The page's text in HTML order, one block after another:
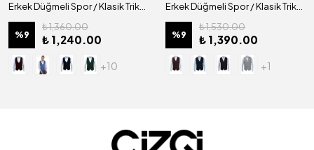
Erkek Düğmeli Spor / Klasik Triko Örme Kolsuz Yelek Regular Kalıp - 4430LS
%9
₺ 1,360.00
₺ 1,240.00
+10
Erkek Düğmeli Spor / Klasik Triko Örme Kolsuz Yelek Regular Kalıp - 5001LS
%9
₺ 1,530.00
₺ 1,390.00
+1